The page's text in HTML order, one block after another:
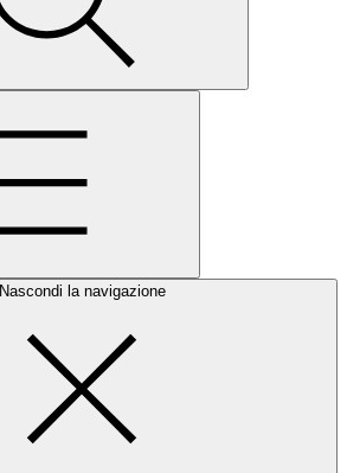
Nascondi la navigazione